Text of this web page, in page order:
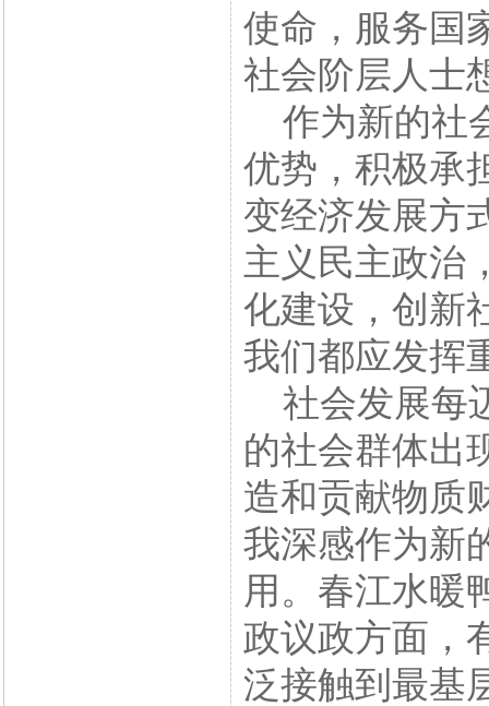
使命，服务国
社会阶层人士
作为新的社
优势，积极承
变经济发展方
主义民主政治
化建设，创新
我们都应发挥
社会发展每
的社会群体出
造和贡献物质
我深感作为新
用。春江水暖
政议政方面，
泛接触到最基